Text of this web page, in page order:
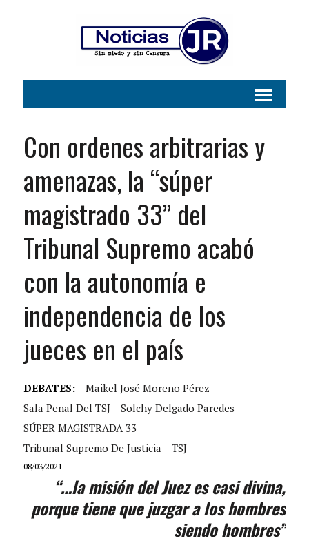
Con ordenes arbitrarias y
amenazas, la “súper
magistrado 33” del
Tribunal Supremo acabó
con la autonomía e
independencia de los
jueces en el país
DEBATES:
Maikel José Moreno Pérez
Sala Penal Del TSJ
Solchy Delgado Paredes
SÚPER MAGISTRADA 33
Tribunal Supremo De Justicia
TSJ
08/03/2021
“…la misión del Juez es casi divina,
porque tiene que juzgar a los hombres
siendo hombres”